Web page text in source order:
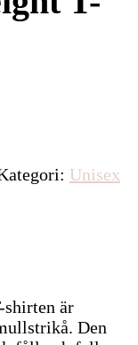
Unisex
shirten är
Den